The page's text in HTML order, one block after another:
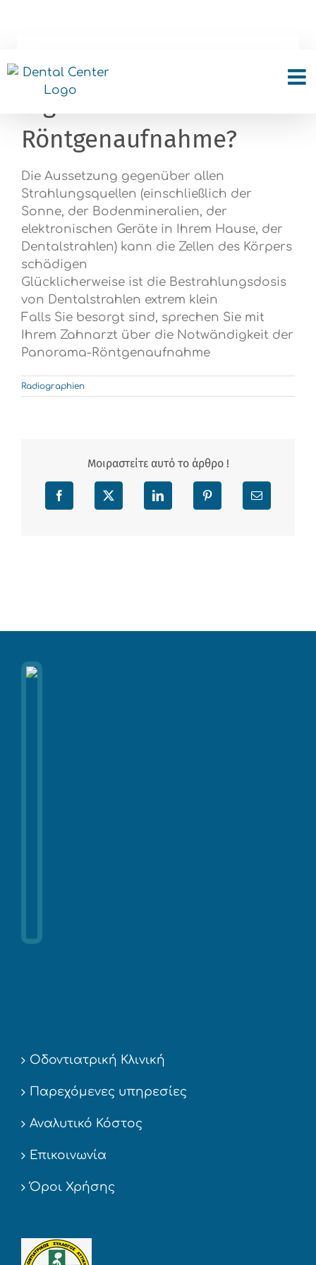
Wie sicher ist die
digitale Panorama-
Röntgenaufnahme?
Die Aussetzung gegenüber allen
Strahlungsquellen (einschließlich der
Sonne, der Bodenmineralien, der
elektronischen Geräte in Ihrem Hause, der
Dentalstrahlen) kann die Zellen des Körpers
schädigen
Glücklicherweise ist die Bestrahlungsdosis
von Dentalstrahlen extrem klein
Falls Sie besorgt sind, sprechen Sie mit
Ihrem Zahnarzt über die Notwändigkeit der
Panorama-Röntgenaufnahme
Radiographien
Μοιραστείτε αυτό το άρθρο !
Facebook X LinkedIn Pinterest Email
Οδοντιατρική Κλινική
Παρεχόμενες υπηρεσίες
Αναλυτικό Κόστος
Επικοινωνία
Όροι Χρήσης